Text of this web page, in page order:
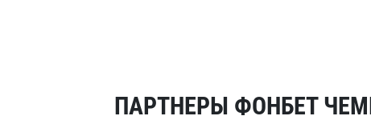
ПАРТНЕРЫ ФОНБЕТ